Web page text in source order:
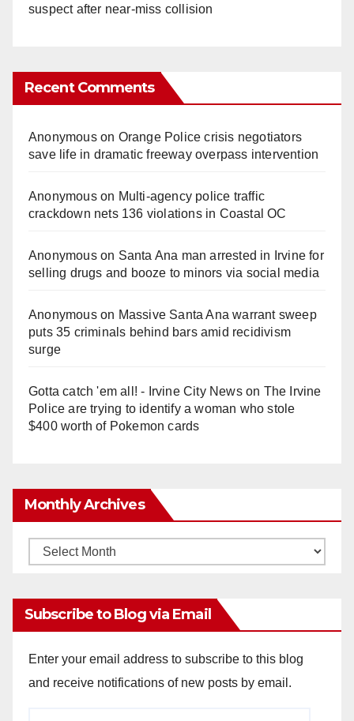
suspect after near-miss collision
Recent Comments
Anonymouson Orange Police crisis negotiators
save life in dramatic freeway overpass intervention
Anonymouson Multi‑agency police traffic
crackdown nets 136 violations in Coastal OC
Anonymouson Santa Ana man arrested in Irvine for
selling drugs and booze to minors via social media
Anonymouson Massive Santa Ana warrant sweep
puts 35 criminals behind bars amid recidivism
surge
Gotta catch 'em all! - Irvine City Newson The Irvine
Police are trying to identify a woman who stole
$400 worth of Pokemon cards
Monthly Archives
Monthly
Subscribe to Blog via Email
Enter your email address to subscribe to this blog
and receive notifications of new posts by email.